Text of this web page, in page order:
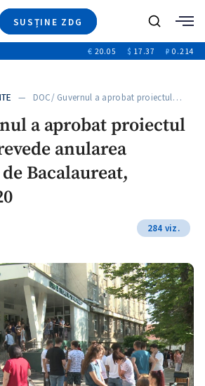
SUSȚINE ZDG
Ştiri
Video
Special
€ 20.05 $ 17.37 ₽ 0.214
— DOC/ Guvernul a aprobat proiectul…
a aprobat proiectul
anularea
Bacalaureat,
284 viz.